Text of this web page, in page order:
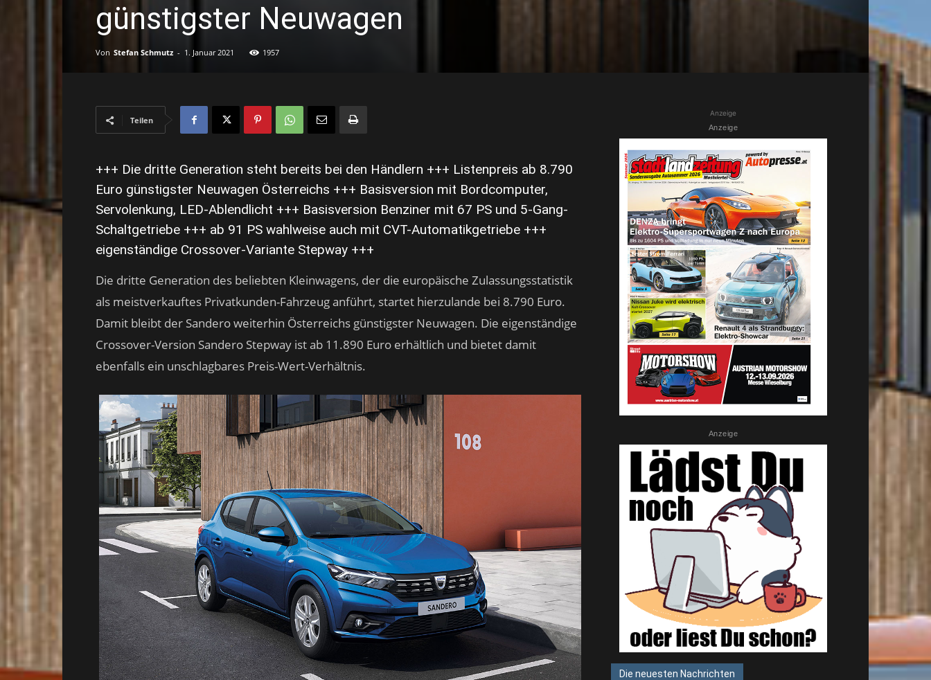
günstigster Neuwagen
Von Stefan Schmutz - 1. Januar 2021 1957
Teilen
+++ Die dritte Generation steht bereits bei den Händlern +++ Listenpreis ab 8.790
Euro günstigster Neuwagen Österreichs +++ Basisversion mit Bordcomputer,
Servolenkung, LED-Ablendlicht +++ Basisversion Benziner mit 67 PS und 5-Gang-
Schaltgetriebe +++ ab 91 PS wahlweise auch mit CVT-Automatikgetriebe +++
eigenständige Crossover-Variante Stepway +++
Die dritte Generation des beliebten Kleinwagens, der die europäische Zulassungsstatistik
als meistverkauftes Privatkunden-Fahrzeug anführt, startet hierzulande bei 8.790 Euro.
Damit bleibt der Sandero weiterhin Österreichs günstigster Neuwagen. Die eigenständige
Crossover-Version Sandero Stepway ist ab 11.890 Euro erhältlich und bietet damit
ebenfalls ein unschlagbares Preis-Wert-Verhältnis.
Anzeige
Anzeige
Anzeige
Die neuesten Nachrichten